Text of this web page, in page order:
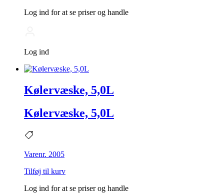
Log ind for at se priser og handle
Log ind
Kølervæske, 5,0L
Kølervæske, 5,0L
Varenr. 2005
Tilføj til kurv
Log ind for at se priser og handle